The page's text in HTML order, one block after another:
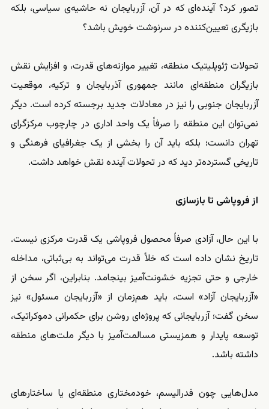
تصور کرد؟ آینده‌ای که در آن، آزربایجان نه حاشیه‌ی سیاسی، بلکه
بازیگری تعیین‌کننده در سرنوشت خویش باشد؟
تحولات ژئوپلیتیک منطقه، تغییر موازنه‌های قدرت، و افزایش نقش
بازیگران منطقه‌ای مانند جمهوری آذربایجان و ترکیه، موقعیت
آزربایجان جنوبی را نیز در معادلات جدید برجسته کرده است. دیگر
نمی‌توان این منطقه را صرفاً یک واحد اداری در چارچوب مرکزگرای
تهران دانست؛ بلکه باید آن را بخشی از یک جغرافیای فرهنگی و
تاریخی گسترده‌تر دید که در تحولات آینده نقش خواهد داشت.
از فروپاشی تا بازسازی
با این حال، آزادی صرفاً محصول فروپاشی یک قدرت مرکزی نیست.
تاریخ نشان داده است که خلأ قدرت می‌تواند به بی‌ثباتی، مداخله
خارجی و حتی تجزیه خشونت‌آمیز بینجامد. بنابراین، اگر سخن از
«آزربایجان آزاد» است، باید هم‌زمان از «آزربایجان مسئول» نیز
سخن گفت؛ آزربایجانی که پروژه‌ای روشن برای حکمرانی دموکراتیک،
توسعه پایدار و همزیستی مسالمت‌آمیز با دیگر ملت‌های منطقه
داشته باشد.
مدل‌هایی چون فدرالیسم، خودمختاری منطقه‌ای یا ساختارهای